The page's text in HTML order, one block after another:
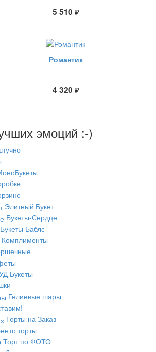
5 510 руб.
Романтик
4 320 руб.
эмоций :-)
Элитный Букет
Букеты-Сердце
Букеты Баблс
Комплименты
Букеты
Гелиевые шары
Торты на Заказ
торты
Торт по ФОТО